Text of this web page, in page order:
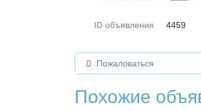
ID объявления 4459
Пожаловаться
Похожие